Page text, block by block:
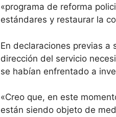
«programa de reforma
estándares y restaurar la
En declaraciones previas a
dirección del servicio
se habían enfrentado a
«Creo que, en este
están siendo objeto de